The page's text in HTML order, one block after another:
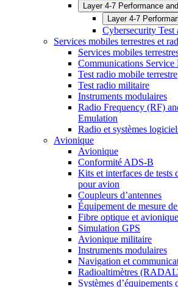
Layer 4-7 Performance
Layer 4-7
Cybersecurity Test
Services mobiles terrestres et
Services mobiles
Communications Service
Test radio mobile terrestre
Test radio militaire
Instruments modulaires
Radio Frequency (RF)
Emulation
Radio et systèmes
Avionique
Avionique
Conformité ADS-B
Kits et interfaces de tests
pour avion
Coupleurs d’antennes
Équipement de mesure
Fibre optique et avionique
Simulation GPS
Avionique militaire
Instruments modulaires
Navigation et
Radioaltimètres
Systèmes d’équipements